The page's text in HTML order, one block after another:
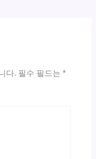
다. 필수 필드는 *